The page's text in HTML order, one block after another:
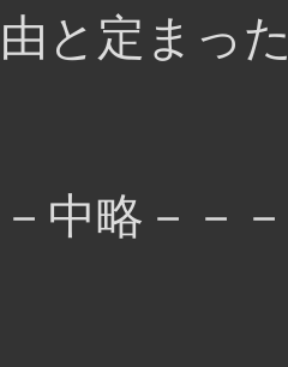
と定まっ
略－－－